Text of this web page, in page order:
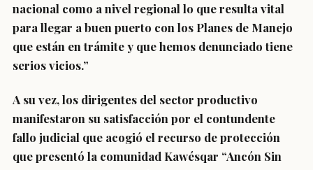
nacional como a nivel regional lo que resulta vital
para llegar a buen puerto con los Planes de Manejo
que están en trámite y que hemos denunciado tiene
serios vicios.”
A su vez, los dirigentes del sector productivo
manifestaron su satisfacción por el contundente
fallo judicial que acogió el recurso de protección
que presentó la comunidad Kawésqar “Ancón Sin